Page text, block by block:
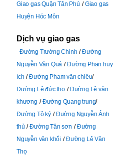
Giao gas Quận Tân Phú
Giao gas
Huyện Hóc Môn
Dịch vụ giao gas
Đường Trường Chinh
Đường
Nguyễn Văn Quá
Đường Phan huy
ích
Đường Pham văn chiêu
Đường Lê đức thọ
Đường Lê văn
khương
Đường Quang trung
Đường Tô ký
Đường Nguyễn Ảnh
thủ
Đường Tân sơn
Đường
Nguyễn văn khối
Đường Lê Văn
Thọ